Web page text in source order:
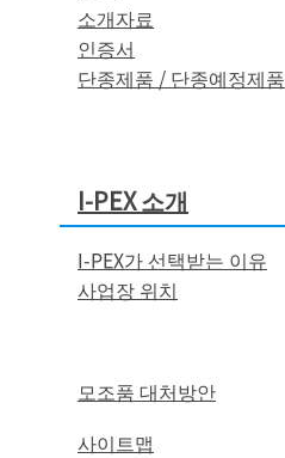
소개자료
인증서
단종제품 / 단종예정제품
I-PEX소개
I-PEX가 선택받는 이유
사업장 위치
모조품 대처방안
사이트맵